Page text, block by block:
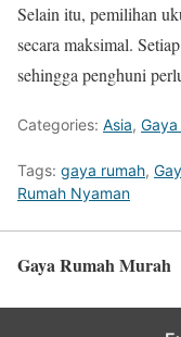
Selain itu, pemilihan
secara maksimal.
sehingga penghuni
Categories: Asia, Gaya
Tags: gaya rumah,
Rumah Nyaman
Gaya Rumah Murah